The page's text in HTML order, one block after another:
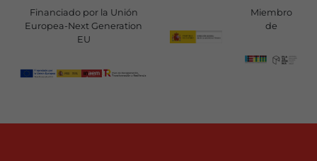
Financiado por la Unión
Europea-Next Generation
EU
Miembro
de